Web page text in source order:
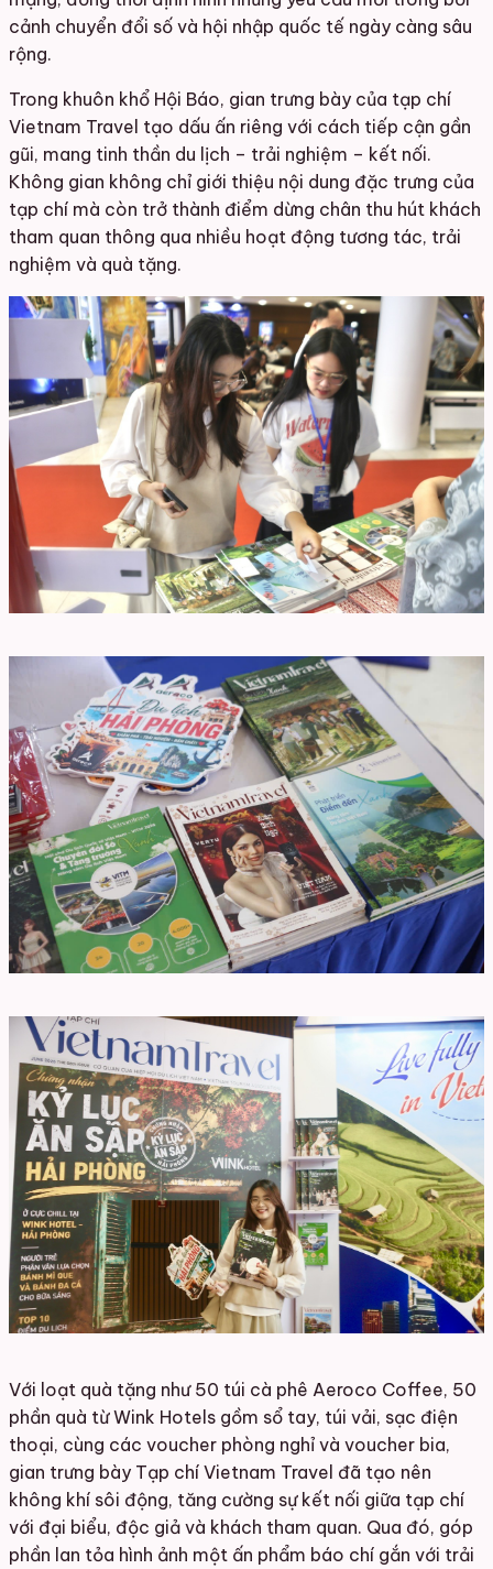
cảnh chuyển đổi số và hội nhập quốc tế ngày càng sâu
rộng.
Trong khuôn khổ Hội Báo, gian trưng bày của tạp chí
Vietnam Travel tạo dấu ấn riêng với cách tiếp cận gần
gũi, mang tinh thần du lịch – trải nghiệm – kết nối.
Không gian không chỉ giới thiệu nội dung đặc trưng của
tạp chí mà còn trở thành điểm dừng chân thu hút khách
tham quan thông qua nhiều hoạt động tương tác, trải
nghiệm và quà tặng.
Với loạt quà tặng như 50 túi cà phê Aeroco Coffee, 50
phần quà từ Wink Hotels gồm sổ tay, túi vải, sạc điện
thoại, cùng các voucher phòng nghỉ và voucher bia,
gian trưng bày Tạp chí Vietnam Travel đã tạo nên
không khí sôi động, tăng cường sự kết nối giữa tạp chí
với đại biểu, độc giả và khách tham quan. Qua đó, góp
phần lan tỏa hình ảnh một ấn phẩm báo chí gắn với trải